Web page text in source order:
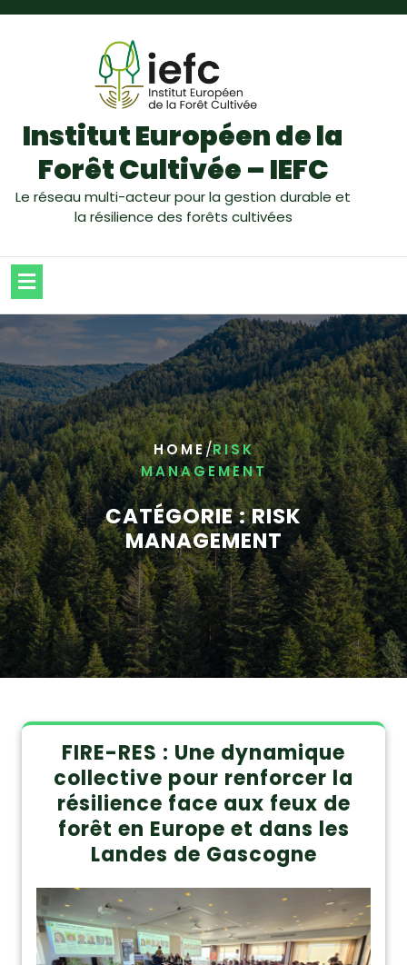
Institut Européen de la
Forêt Cultivée – IEFC
Le réseau multi-acteur pour la gestion durable et
la résilience des forêts cultivées
HOME/RISK
MANAGEMENT
CATÉGORIE :RISK
MANAGEMENT
FIRE-RES : Une dynamique
collective pour renforcer la
résilience face aux feux de
forêt en Europe et dans les
Landes de Gascogne